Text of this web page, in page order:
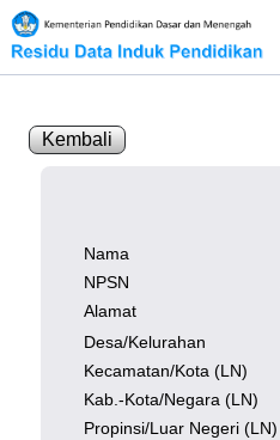
Kembali
Nama
NPSN
Alamat
Desa/Kelurahan
Kecamatan/Kota (LN)
Kab.-Kota/Negara (LN)
Propinsi/Luar Negeri (LN)